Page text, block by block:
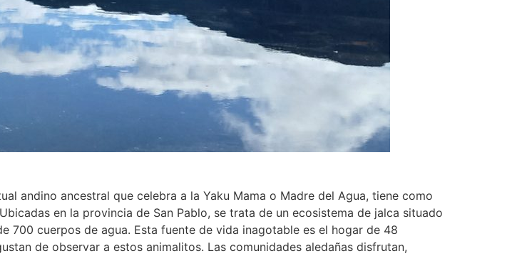
andino ancestral que celebra a la Yaku Mama o Madre del Agua, tiene como
en la provincia de San Pablo, se trata de un ecosistema de jalca situado
700 cuerpos de agua. Esta fuente de vida inagotable es el hogar de 48
de observar a estos animalitos. Las comunidades aledañas disfrutan,